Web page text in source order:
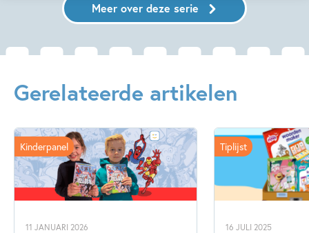
Meer over deze serie
Gerelateerde artikelen
11 JANUARI 2026
Kinderpanel
16 JULI 2025
Tiplijst